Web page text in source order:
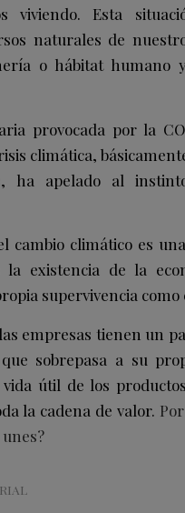
viviendo. Esta
naturales de
o hábitat humano
provocada por la
climática,
ha apelado al
cambio climático es
existencia de la
supervivencia como
empresas tienen un
sobrepasa a su
útil de los
la cadena de valor.